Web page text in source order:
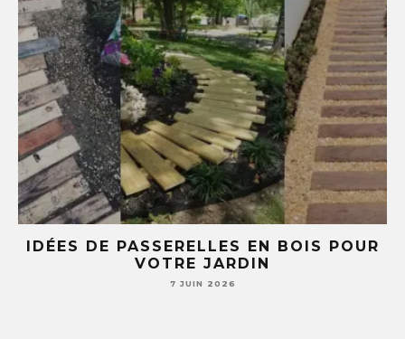
IDÉES DE PASSERELLES EN BOIS POUR
VOTRE JARDIN
7 JUIN 2026